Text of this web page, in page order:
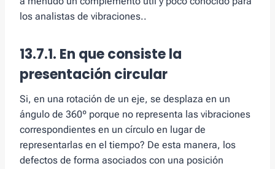
los analistas de vibraciones..
13.7.1. En que consiste la
presentación circular
Si, en una rotación de un eje, se desplaza en un
ángulo de 360º porque no representa las vibraciones
correspondientes en un círculo en lugar de
representarlas en el tiempo? De esta manera, los
defectos de forma asociados con una posición